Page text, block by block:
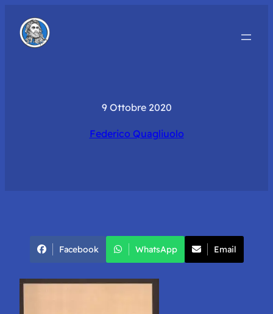
9 Ottobre 2020
Federico Quagliuolo
Facebook WhatsApp Email